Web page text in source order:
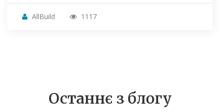
AllBuild 1117
Останнє з блогу